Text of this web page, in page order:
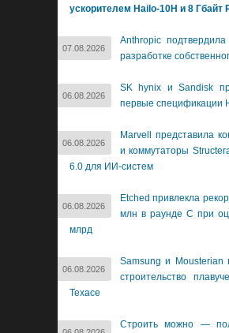
ускорителем Hailo-10H и 8 Гбайт
07.08.2026
Anthropic
разработке
06.08.2026
SK hynix и Sandisk
первые спецификации
06.08.2026
Marvell представила
и коммутаторы
6.0 для ИИ-систем
06.08.2026
Etched привлекла
млн в раунде C при
млрд
06.08.2026
Samsung и Mousterian
строительство
Техасе
Строить можно —